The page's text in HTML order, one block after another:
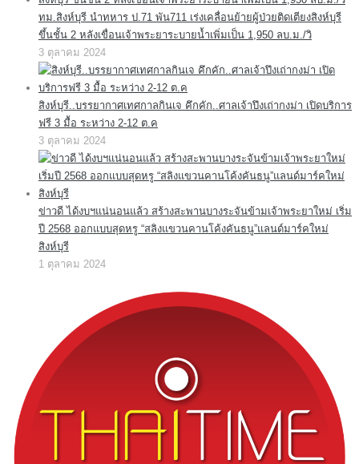
ทม.สิงห์บุรี นำทหาร ป.71 พัน711 เร่งเคลื่อนย้ายผู้ป่วยติดเตียงสิงห์บุรี
ขึ้นชั้น 2 หลังเขื่อนเจ้าพระยาระบายน้ำเพิ่มเป็น 1,950 ลบ.ม./วิ
3 ตุลาคม 2024
สิงห์บุรี..บรรยากาศเทศกาลกินเจ คึกคัก..ศาลเจ้าปึงเถ่ากงม่า เปิดบริการ
ฟรี 3 มื้อ ระหว่าง 2-12 ต.ค
3 ตุลาคม 2024
ข่าวดี ได้งบฯแน่นอนแล้ว สร้างสะพานบางระจันข้ามเจ้าพระยาใหม่ เริ่ม
ปี 2568 ออกแบบสุดหรู “สลิงแขวนคานโค้งคันธนู”แลนด์มาร์คใหม่
สิงห์บุรี
1 ตุลาคม 2024